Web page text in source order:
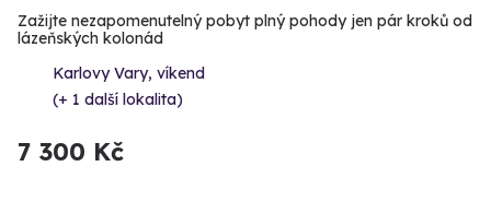
Zažijte nezapomenutelný pobyt plný pohody jen pár kroků od
lázeňských kolonád
Karlovy Vary, víkend
(+ 1 další lokalita)
7 300 Kč